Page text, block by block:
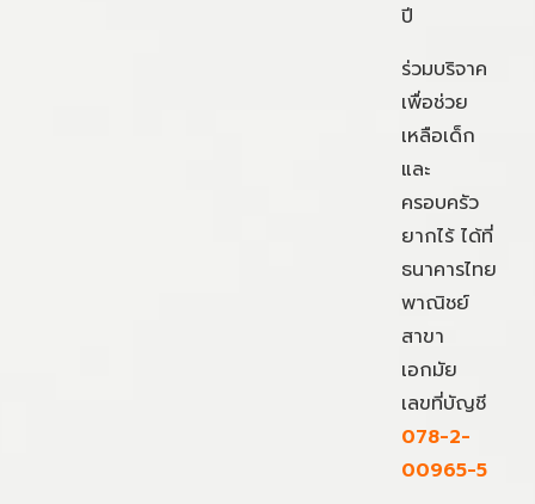
ปี
ร่วมบริจาค
เพื่อช่วย
เหลือเด็ก
และ
ครอบครัว
ยากไร้ ได้ที่
ธนาคารไทย
พาณิชย์
สาขา
เอกมัย
เลขที่บัญชี
078-2-
00965-5